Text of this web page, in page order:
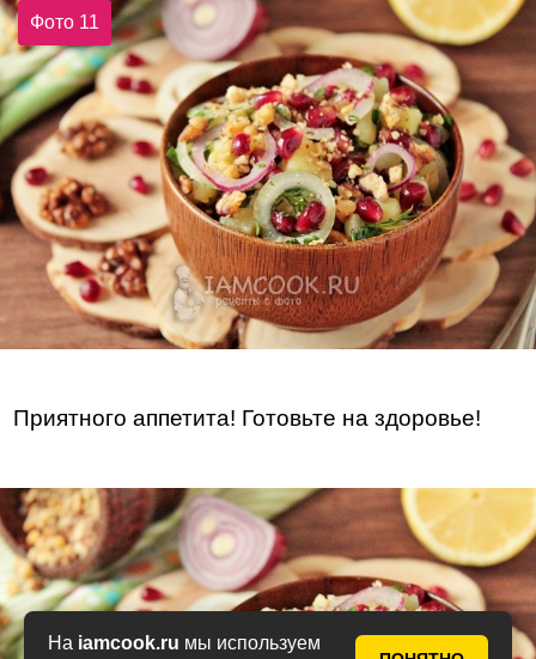
На iamcook.ru мы используем
Фото 11
Приятного аппетита! Готовьте на здоровье!